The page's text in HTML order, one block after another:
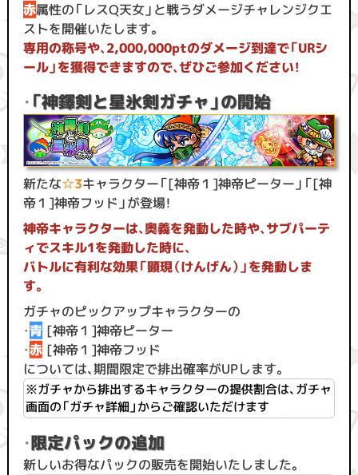
赤属性の「レスQ天女」と戦うダメージチャレンジクエ
ストを開催いたします。
専用の称号や、2,000,000ptのダメージ到達で「URシ
ール」を獲得できますので、ぜひご参加ください！
・ 「神鐸剣と星氷剣ガチャ」の開始
新たな☆3キャラクター「[神帝１]神帝ピーター」「[神
帝１]神帝フッド」が登場！
神帝キャラクターは、奥義を発動した時や、サブパーテ
ィでスキル1を発動した時に、
バトルに有利な効果「顕現（けんげん）」を発動しま
す。
ガチャのピックアップキャラクターの
・青[神帝１]神帝ピーター
・赤[神帝１]神帝フッド
については、期間限定で排出確率がUPします。
※ガチャから排出するキャラクターの提供割合は、ガチャ
画面の「ガチャ詳細」からご確認いただけます
・限定パックの追加
新しいお得なパックの販売を開始いたしました。